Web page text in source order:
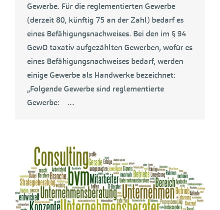
Gewerbe. Für die reglementierten Gewerbe
(derzeit 80, künftig 75 an der Zahl) bedarf es
eines Befähigungsnachweises. Bei den im § 94
GewO taxativ aufgezählten Gewerben, wofür es
eines Befähigungsnachweises bedarf, werden
einige Gewerbe als Handwerke bezeichnet:
„Folgende Gewerbe sind reglementierte
Gewerbe: …